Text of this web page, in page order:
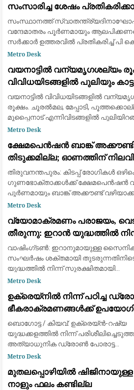
സംസാരിച്ച ശേഷം
കുഞ്ഞാലിക്കുട്ടി: നിലപാടിൽ
സംസ്ഥാനത്ത്
വന്ദേമാതരം പൂർണമായും
സർക്കാർ ഉത്തരവിൽ പ്രതികരിച്ച് പി
കുഞ്ഞാലിക്കുട്ടി. സർക്കാർ നിലപാടിൽ
പൂർണ്ണമായും ച
Metro Desk
വയനാട്ടിൽ വന്യമൃഗശല്യം
വിവിധയിടങ്ങളിൽ പുലിയും
ആശങ്കയിൽ ജനങ്ങൾ
വയനാട്ടിൽ വിവിധയിടങ്ങളിൽ
രൂക്ഷം. ചൂരൽമല, മേപ്പാടി,
മൂപ്പൈനാട് എന്നിവിടങ്ങളിൽ
ചീരാലിൽ കടുവ ആടിനെ കൊന്നു.
കാട്ടാനയുട
Metro Desk
ക്ഷേമപെൻഷൻ ബാങ്ക്
തിടുക്കമില്ല; ഓണത്തിന്
തുടരും
തിരുവനന്തപുരം: കിടപ്പ് രോഗികൾ
ഗുണഭോക്താക്കൾക്ക് ക്ഷേമപെൻഷൻ
പൂർണമായും ബാങ്ക് അക്കൗണ്ട്
തീരുമാനം തിടുക്കത്തിൽ
Metro Desk
വ്യോമാക്രമണം പരാജയം,
തീരുന്നു: ഇറാൻ യുദ്ധത്തിൽ
വഴിതേടി അമേരിക്കൻ
വാഷിംഗ്ടൺ: ഇറാനുമായുള്ള
സംഘർഷം ശക്തമായി
യുദ്ധത്തിൽ നിന്ന് സുരക്ഷിതമായി
പുറത്തുകടക്കാനുള്ള മാർഗ്ഗങ്ങൾ (Exit
നീക്കം നടത്തുന്നതായി റിപ
Metro Desk
ഉക്രെയ്നിൽ നിന്ന് പഠിച്ച
ഭീകരാക്രമണങ്ങൾക്ക്
ലഹരി കാർട്ടലുകൾ
ബൊഗോട്ട / കിയവ്: ഉക്രെയ്ൻ-റഷ്യ
യുദ്ധക്കളത്തിൽ നിന്ന് പരിശീലിച്ചെടുത്ത
അത്യാധുനിക ഡ്രോൺ പോരാട്ട
സാങ്കേതികവിദ്യകൾ കൊളംബിയയിലെ
സൈന്യത്തിനും സുരക്ഷാ
Metro Desk
മുതലപ്പൊഴിയിൽ ഷിജിനായുള്ള
നാളും ഫലം കണ്ടില്ല